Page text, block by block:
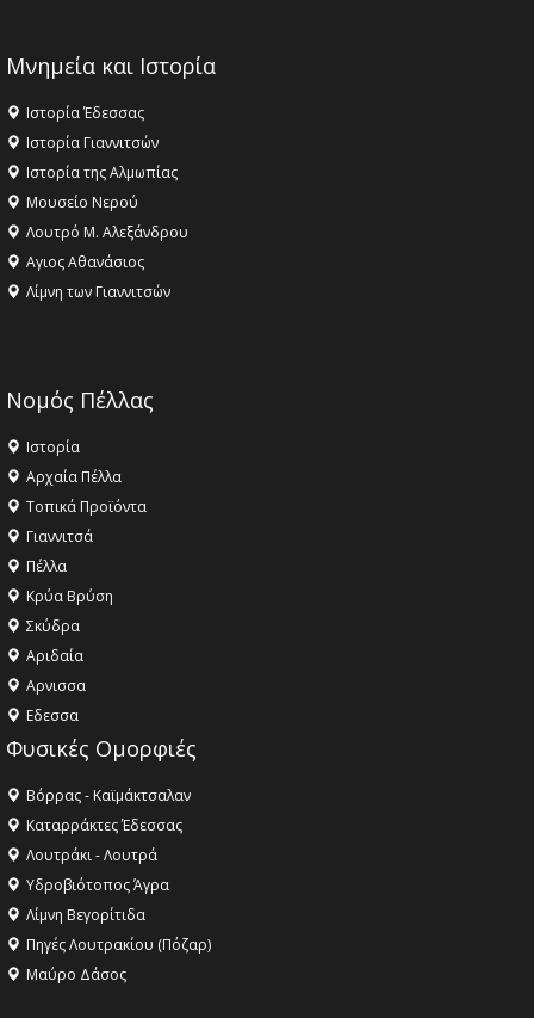
Μνημεία και Ιστορία
Ιστορία Έδεσσας
Ιστορία Γιαννιτσών
Ιστορία της Αλμωπίας
Μουσείο Νερού
Λουτρό Μ. Αλεξάνδρου
Αγιος Αθανάσιος
Λίμνη των Γιαννιτσών
Νομός Πέλλας
Ιστορία
Αρχαία Πέλλα
Τοπικά Προϊόντα
Γιαννιτσά
Πέλλα
Κρύα Βρύση
Σκύδρα
Αριδαία
Aρνισσα
Eδεσσα
Φυσικές Ομορφιές
Βόρρας - Καϊμάκτσαλαν
Καταρράκτες Έδεσσας
Λουτράκι - Λουτρά
Υδροβιότοπος Άγρα
Λίμνη Βεγορίτιδα
Πηγές Λουτρακίου (Πόζαρ)
Μαύρο Δάσος